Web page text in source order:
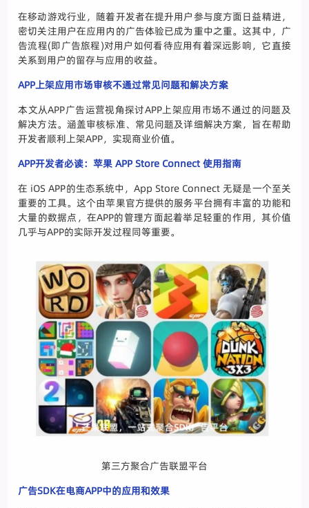
在移动游戏行业，随着开发者在提升用户参与度方面日益精进，
密切关注用户在应用内的广告体验已成为重中之重。这其中，广
告流程(即广告旅程)对用户如何看待应用有着深远影响，它直接
关系到用户的留存与应用的收益。
APP上架应用市场审核不通过常见问题和解决方案
本文从APP广告运营视角探讨APP上架应用市场不通过的问题及
解决方法。涵盖审核标准、常见问题及详细解决方案，旨在帮助
开发者顺利上架APP，实现商业价值。
APP开发者必读：苹果 APP Store Connect 使用指南
在 iOS APP的生态系统中，App Store Connect 无疑是一个至关
重要的工具。这个由苹果官方提供的服务平台拥有丰富的功能和
大量的数据点，在APP的管理方面起着举足轻重的作用，其价值
几乎与APP的实际开发过程同等重要。
第三方聚合广告联盟平台
广告SDK在电商APP中的应用和效果